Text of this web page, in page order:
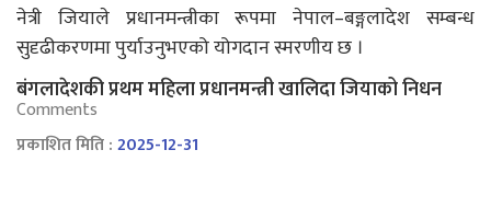
नेत्री जियाले प्रधानमन्त्रीका रूपमा नेपाल–बङ्गलादेश सम्बन्ध
सुदृढीकरणमा पुर्याउनुभएको योगदान स्मरणीय छ ।
बंगलादेशकी प्रथम महिला प्रधानमन्त्री खालिदा जियाको निधन
Comments
प्रकाशित मिति :2025-12-31